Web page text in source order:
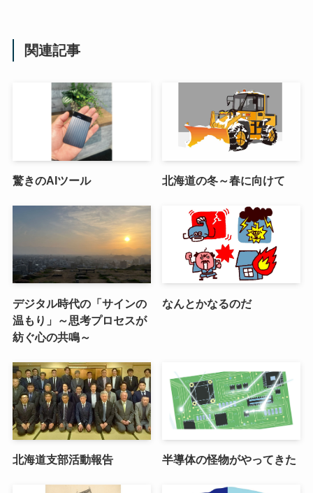
関連記事
驚きのAIツール 北海道の冬～春に向けて
デジタル時代の「サインの
温もり」～思考プロセスが
紡ぐ心の共鳴～
なんとかなるのだ
北海道支部活動報告 半導体の怪物がやってきた